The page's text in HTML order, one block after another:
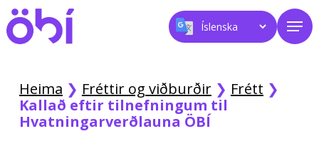
Skip
to
main
Heima ❯ Fréttir og viðburðir❯ Frétt ❯
Kallað eftir tilnefningum til
Hvatningarverðlauna ÖBÍ